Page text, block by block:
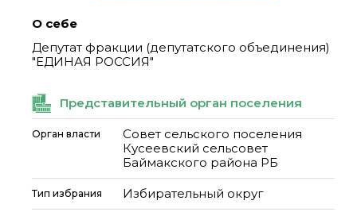
О себе
Депутат фракции (депутатского объединения)
"ЕДИНАЯ РОССИЯ"
Представительный орган поселения
Орган власти
Совет сельского поселения
Кусеевский сельсовет
Баймакского района РБ
Тип избрания Избирательный округ